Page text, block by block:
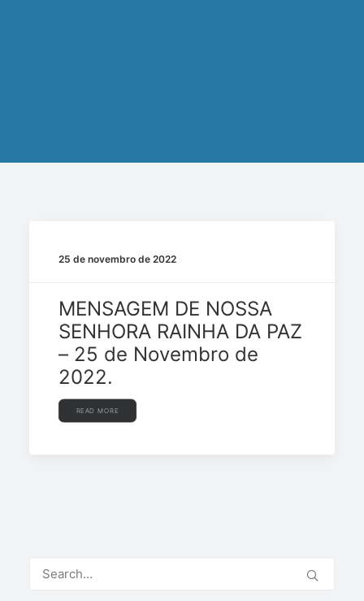
25 de novembro de 2022
MENSAGEM DE NOSSA
SENHORA RAINHA DA PAZ
– 25 de Novembro de
2022.
READ MORE